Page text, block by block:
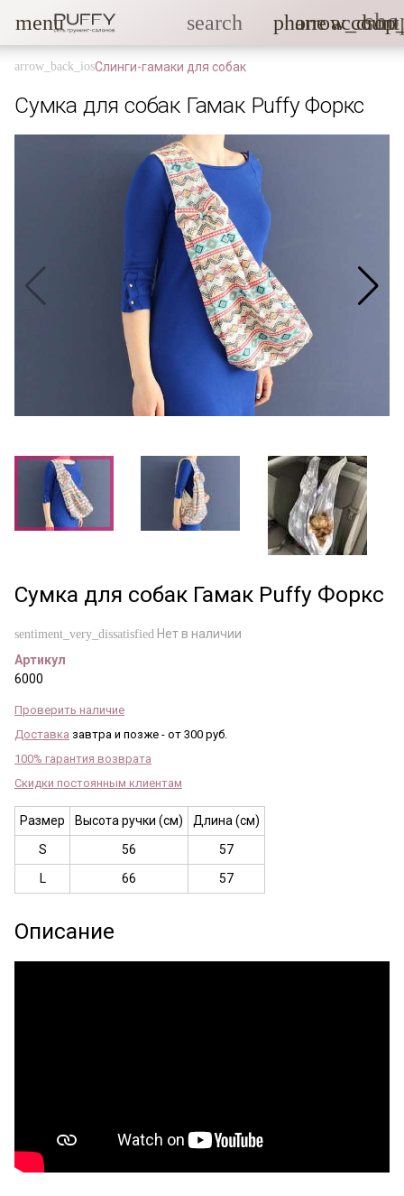
menu search phone
Слинги-гамаки для собак
Сумка для собак Гамак Puffy Форкс
Сумка для собак Гамак Puffy Форкс
sentiment_very_dissatisfied Нет в наличии
Артикул
6000
Проверить наличие
Доставка завтра и позже - от 300 руб.
100% гарантия возврата
Скидки постоянным клиентам
Размер Высота ручки (см)
Длина (см)
S
56
57
L
66 57
Описание